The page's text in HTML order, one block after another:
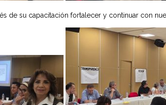
de su capacitación fortalecer y continuar con